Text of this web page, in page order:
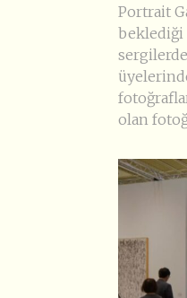
Portrait
beklediği
olan